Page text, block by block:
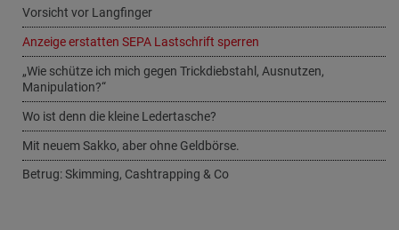
Vorsicht vor Langfinger
Anzeige erstatten SEPA Lastschrift sperren
„Wie schütze ich mich gegen Trickdiebstahl, Ausnutzen,
Manipulation?“
Wo ist denn die kleine Ledertasche?
Mit neuem Sakko, aber ohne Geldbörse.
Betrug: Skimming, Cashtrapping & Co